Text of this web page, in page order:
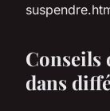
Conseils
dans